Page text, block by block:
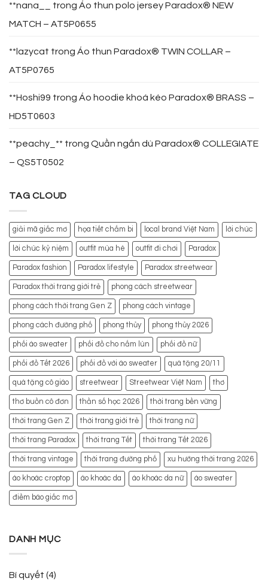
**nana__ trong Áo thun polo jersey Paradox® NEW
MATCH – AT5P0655
**lazycat trong Áo thun Paradox® TWIN COLLAR –
AT5P0765
**Hoshi99 trong Áo hoodie khoá kéo Paradox® BRASS –
HD5T0603
**peachy_** trong Quần ngắn dù Paradox® COLLEGIATE
– QS5T0502
TAG CLOUD
giải mã giấc mơ họa tiết chấm bi local brand Việt Nam lời chúc
lời chúc kỷ niệm outfit mùa hè outfit đi chơi Paradox
Paradox fashion Paradox lifestyle Paradox streetwear
Paradox thời trang giới trẻ phong cách streetwear
phong cách thời trang Gen Z phong cách vintage
phong cách đường phố phong thủy phong thủy 2026
phối áo sweater phối đồ cho nấm lùn phối đồ nữ
phối đồ Tết 2026 phối đồ với áo sweater quà tặng 20/11
quà tặng cô giáo streetwear Streetwear Việt Nam thơ
thơ buồn cô đơn thần số học 2026 thời trang bền vững
thời trang Gen Z thời trang giới trẻ thời trang nữ
thời trang Paradox thời trang Tết thời trang Tết 2026
thời trang vintage thời trang đường phố xu hướng thời trang 2026
áo khoác croptop áo khoác da áo khoác da nữ áo sweater
điềm báo giấc mơ
DANH MỤC
Bí quyết (4)